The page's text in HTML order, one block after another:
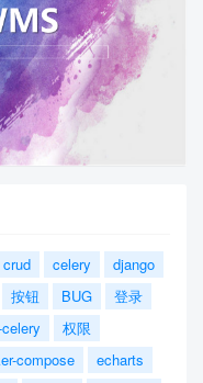
crud celery
django
按钮 BUG
登录
权限
compose
echarts